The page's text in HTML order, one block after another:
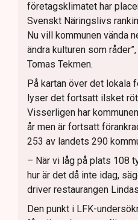
företagsklimatet har
Svenskt Näringslivs
Nu vill kommunen vända
ändra kulturen som
Tomas Tekmen.
På kartan över det
lyser det fortsatt ilsket
Visserligen har
år men är fortsatt
253 av landets 290
– När vi låg på plats 108
hur är det då inte idag,
driver restaurangen
Den punkt i LFK-